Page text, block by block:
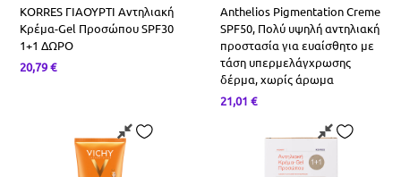
KORRES ΓΙΑΟΥΡΤΙ Αντηλιακή
Κρέμα-Gel Προσώπου SPF30
1+1 ΔΩΡΟ
20,79€
Anthelios Pigmentation Creme
SPF50, Πολύ υψηλή αντηλιακή
προστασία για ευαίσθητο με
τάση υπερμελάγχρωσης
δέρμα, χωρίς άρωμα
21,01 €